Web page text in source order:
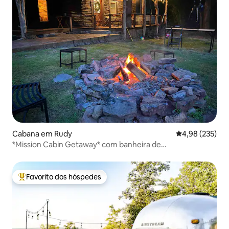
Cabana em Rudy Classificação
4,98 (235)
*Mission Cabin Getaway* com banheira de
Favoritos dos hóspedes mais apreciados
Favorito dos hóspedes